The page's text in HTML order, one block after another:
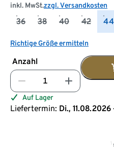
inkl. MwSt.zzgl. Versandkosten
36 38 40 42 44
Richtige Größe ermitteln
Anzahl
Auf Lager
Liefertermin: Di.,